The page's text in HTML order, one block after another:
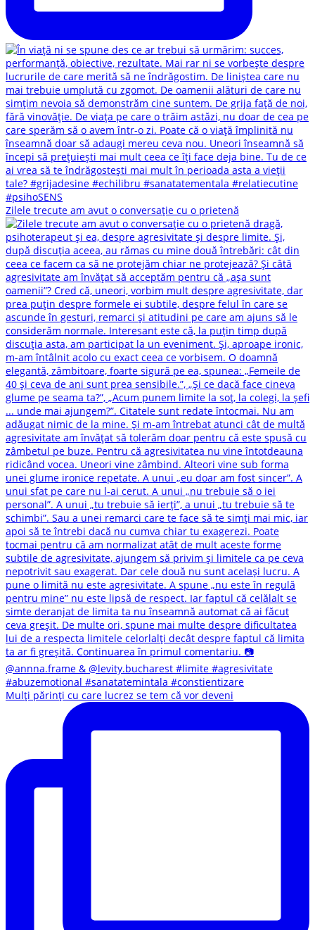
Zilele trecute am avut o conversație cu o prietenă
Mulți părinți cu care lucrez se tem că vor deveni